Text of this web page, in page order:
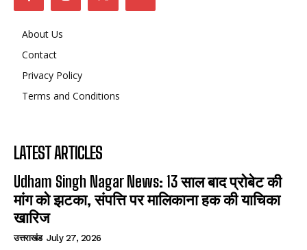
About Us
Contact
Privacy Policy
Terms and Conditions
LATEST ARTICLES
Udham Singh Nagar News: 13 साल बाद प्रोबेट की
मांग को झटका, संपत्ति पर मालिकाना हक की याचिका
खारिज
उत्तराखंड July 27, 2026